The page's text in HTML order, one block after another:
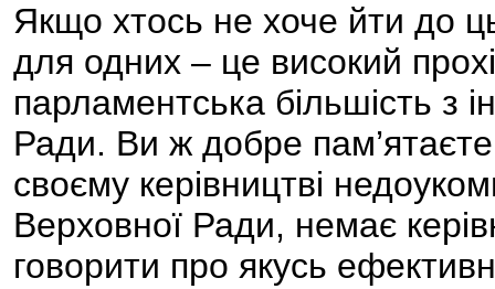
Якщо хтось не хоче йти до
для одних – це високий
парламентська більшість з
Ради. Ви ж добре
своєму керівництві
Верховної Ради, немає
говорити про якусь